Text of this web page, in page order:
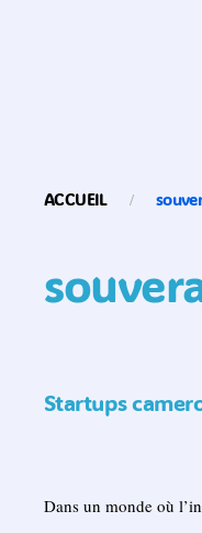
ACCUEIL
Startups
Dans un monde où